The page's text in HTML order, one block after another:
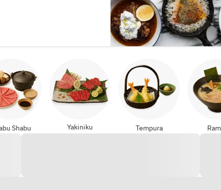
Shabu Yakiniku Tempura